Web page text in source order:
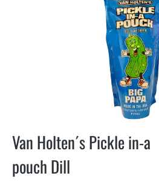
Van Holten´s Pickle in-a
pouch Dill